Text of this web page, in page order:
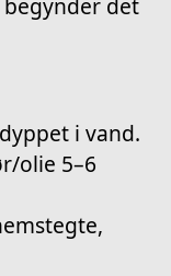
begynder det
i vand.
olie 5–6